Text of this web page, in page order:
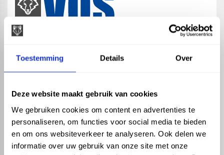
Toestemming Details Over
Deze website maakt gebruik van cookies
We gebruiken cookies om content en advertenties te
personaliseren, om functies voor social media te bieden
en om ons websiteverkeer te analyseren. Ook delen we
informatie over uw gebruik van onze site met onze
phone_enabled +31 416 75 02 55
mail info@vosproducts.nl
check_circleDé bouwmarkt van Altena
check_circle Direct uit grote voorraad geleverd met eigen transport
check_circleLevering in NL en BE